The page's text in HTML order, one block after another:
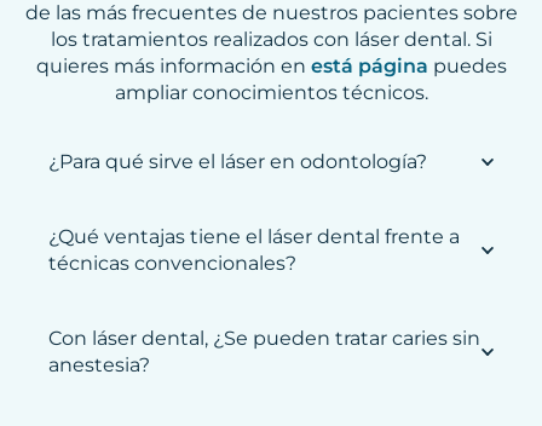
de las más frecuentes de nuestros pacientes sobre
los tratamientos realizados con láser dental. Si
quieres más información en está página puedes
ampliar conocimientos técnicos.
¿Para qué sirve el láser en odontología?
¿Qué ventajas tiene el láser dental frente a
técnicas convencionales?
Con láser dental, ¿Se pueden tratar caries sin
anestesia?